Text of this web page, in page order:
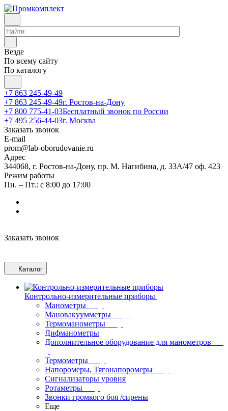
Везде
По всему сайту
По каталогу
+7 863 245-49-49
+7 863 245-49-49г. Ростов-на-Дону
+7 800 775-41-03Бесплатный звонок по России
+7 495 256-44-03г. Москва
Заказать звонок
E-mail
prom@lab-oborudovanie.ru
Адрес
344068, г. Ростов-на-Дону, пр. М. Нагибина, д. 33А/47 оф. 423
Режим работы
Пн. – Пт.: с 8:00 до 17:00
Заказать звонок
Каталог
Контрольно-измерительные приборы
Манометры
Мановакуумметры
Термоманометры
Дифманометры
Дополнительное оборудование для манометров
Термометры
Напоромеры, Тягонапоромеры
Сигнализаторы уровня
Ротаметры
Звонки громкого боя /сирены
Еще